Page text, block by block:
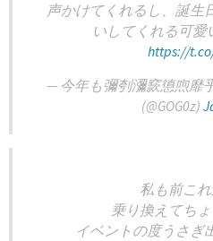
声かけてくれるし、誕生
いしてくれる可愛
https://
— 今年も彌刳瀰窾憄喣靡
(@GOG0z)
私も前こ
乗り換えてち
イベントの度うさぎ